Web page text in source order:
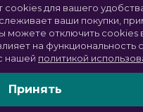
cookies для вашего
ваши покупки,
можете отключить cookies
на функциональность
нашей политикой
Принять